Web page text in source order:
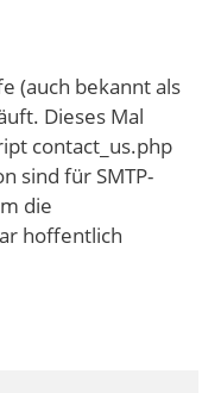
(auch bekannt als
Dieses Mal
contact_us.php
sind für SMTP-
die
hoffentlich